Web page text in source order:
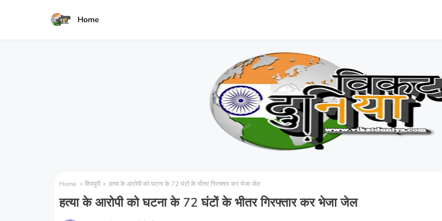
Home
Home शिवपुरी हत्या के आरोपी को घटना के 72 घंटों के भीतर गिरफ्तार कर भेजा जेल
हत्या के आरोपी को घटना के 72 घंटों के भीतर गिरफ्तार कर भेजा जेल